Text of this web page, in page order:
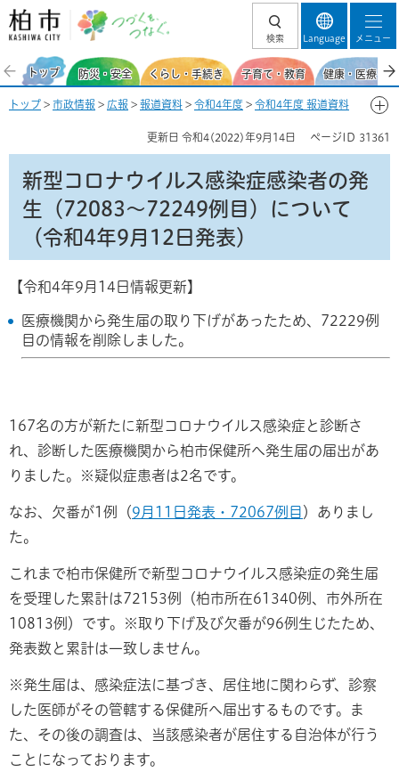
柏市 つづくを、
検索 Language メニュー
トップ 防災・安全 くらし・手続き 子育て・教育 健康・医療・
トップ > 市政情報 > 広報 > 報道資料 > 令和4年度 > 令和4年度 報道資料
染者の発生（72083～72249例目）について（令和4年9月12日発表）
更新日 令和4(2022)年9月14日 ページID 31361
新型コロナウイルス感染症感染者の発
生（72083～72249例目）について
（令和4年9月12日発表）
【令和4年9月14日情報更新】
医療機関から発生届の取り下げがあったため、72229例
目の情報を削除しました。
167名の方が新たに新型コロナウイルス感染症と診断さ
れ、診断した医療機関から柏市保健所へ発生届の届出があ
りました。※疑似症患者は2名です。
なお、欠番が1例（9月11日発表・72067例目 ）ありまし
た。
これまで柏市保健所で新型コロナウイルス感染症の発生届
を受理した累計は72153例（柏市所在61340例、市外所在
10813例）です。※取り下げ及び欠番が96例生じたため、
発表数と累計は一致しません。
※発生届は、感染症法に基づき、居住地に関わらず、診察
した医師がその管轄する保健所へ届出するものです。ま
た、その後の調査は、当該感染者が居住する自治体が行う
ことになっております。